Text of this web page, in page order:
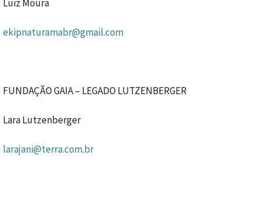
Luiz Moura
ekipnaturamabr@gmail.com
FUNDAÇÃO GAIA – LEGADO LUTZENBERGER
Lara Lutzenberger
larajani@terra.com.br